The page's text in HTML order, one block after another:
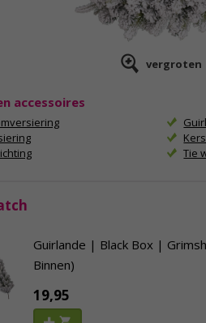
vergroten
accessoires
Tie
Guirlande | Black Box |
Binnen)
19,95